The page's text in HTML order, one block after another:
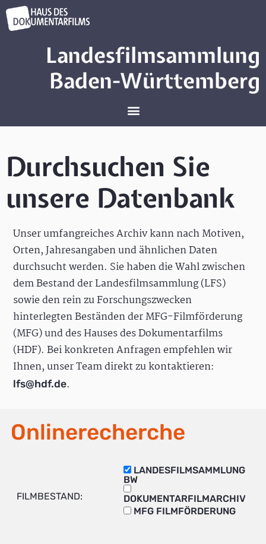
Landesfilmsammlung
Baden-Württemberg
Durchsuchen Sie
unsere Datenbank
Unser umfangreiches Archiv kann nach Motiven,
Orten, Jahresangaben und ähnlichen Daten
durchsucht werden. Sie haben die Wahl zwischen
dem Bestand der Landesfilmsammlung (LFS)
sowie den rein zu Forschungszwecken
hinterlegten Beständen der MFG-Filmförderung
(MFG) und des Hauses des Dokumentarfilms
(HDF). Bei konkreten Anfragen empfehlen wir
Ihnen, unser Team direkt zu kontaktieren:
lfs@hdf.de.
Onlinerecherche
FILMBESTAND:
LANDESFILMSAMMLUNG
BW
DOKUMENTARFILMARCHIV
MFG FILMFÖRDERUNG